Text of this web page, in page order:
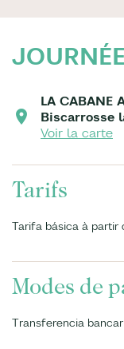
LA CABANE
Biscarrosse
Voir la carte
Tarifs
Tarifa básica à partir
Modes de
Transferencia